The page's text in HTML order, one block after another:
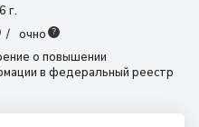
г.
очно ?
о повышении
в федеральный реестр